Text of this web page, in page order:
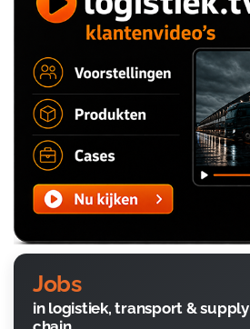
Jobs
in logistiek, transport & supply